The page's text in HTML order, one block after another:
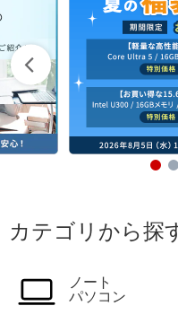
カテゴリから探
ノート
パソコン